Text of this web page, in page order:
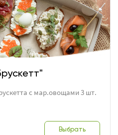
с мар.овощами 3 шт.
Выбрать